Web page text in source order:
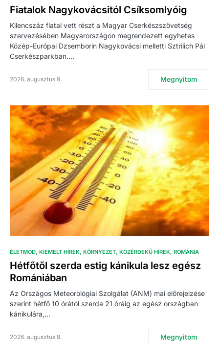
Fiatalok Nagykovácsitól Csíksomlyóig
Kilencszáz fiatal vett részt a Magyar Cserkészszövetség
szervezésében Magyarországon megrendezett egyhetes
Közép-Európai Dzsemborin Nagykovácsi melletti Sztrilich Pál
Cserkészparkban.…
2026. augusztus 9. Megnyitom
ÉLETMÓD KIEMELT HÍREK KÖRNYEZET KÖZÉRDEKŰ HÍREK ROMÁNIA
Hétfőtől szerda estig kánikula lesz egész
Romániában
Az Országos Meteorológiai Szolgálat (ANM) mai előrejelzése
szerint hétfő 10 órától szerda 21 óráig az egész országban
kánikulára,…
2026. augusztus 9. Megnyitom